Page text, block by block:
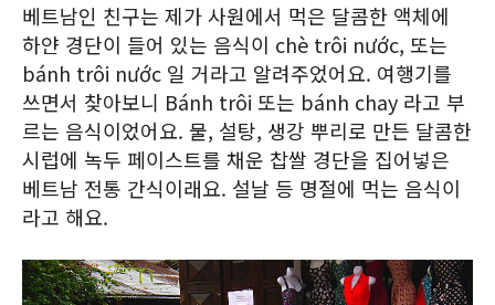
베트남인 친구는 제가 사원에서 먹은 달콤한 액체에
하얀 경단이 들어 있는 음식이 chè trôi nước, 또는
bánh trôi nước 일 거라고 알려주었어요. 여행기를
쓰면서 찾아보니 Bánh trôi 또는 bánh chay 라고 부
르는 음식이었어요. 물, 설탕, 생강 뿌리로 만든 달콤한
시럽에 녹두 페이스트를 채운 찹쌀 경단을 집어넣은
베트남 전통 간식이래요. 설날 등 명절에 먹는 음식이
라고 해요.